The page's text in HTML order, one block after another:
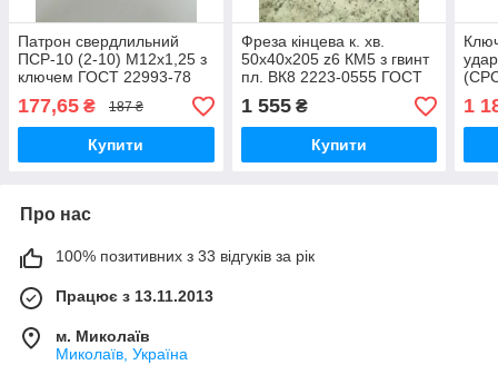
Патрон свердлильний
ПСР-10 (2-10) М12х1,25 з
ключем ГОСТ 22993-78
(НИЗ, СРСР)
177,65 ₴ 187 ₴
Купити
Фреза кінцева к. хв.
50х40х205 z6 КМ5 з гвинт
пл. ВК8 2223-0555 ГОСТ
20538-75 (СРСР)
1 555₴
Купити
1
Про нас
100% позитивних з 33 відгуків за рік
Працює з 13.11.2013
м. Миколаїв
Миколаїв, Україна